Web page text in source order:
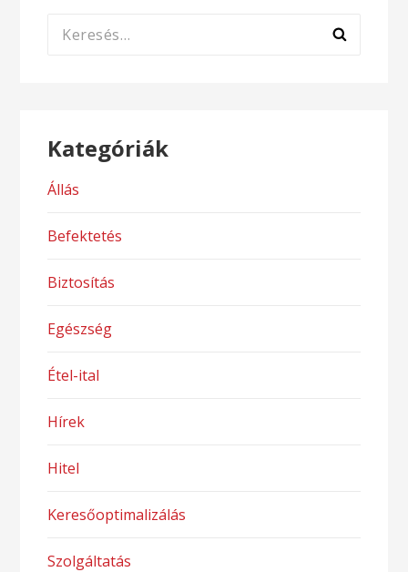
Keresés:
Kategóriák
Állás
Befektetés
Biztosítás
Egészség
Étel-ital
Hírek
Hitel
Keresőoptimalizálás
Szolgáltatás